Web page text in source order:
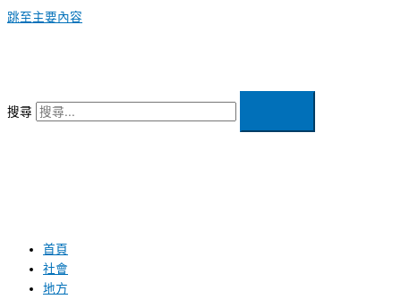
跳至主要內容
搜尋
首頁
社會
地方